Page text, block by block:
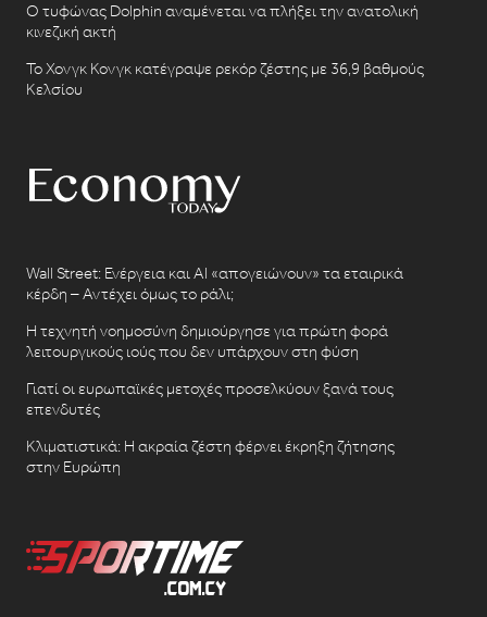
Ο τυφώνας Dolphin αναμένεται να πλήξει την ανατολική
κινεζική ακτή
Το Χονγκ Κονγκ κατέγραψε ρεκόρ ζέστης με 36,9 βαθμούς
Κελσίου
Wall Street: Ενέργεια και AI «απογειώνουν» τα εταιρικά
κέρδη – Αντέχει όμως το ράλι;
Η τεχνητή νοημοσύνη δημιούργησε για πρώτη φορά
λειτουργικούς ιούς που δεν υπάρχουν στη φύση
Γιατί οι ευρωπαϊκές μετοχές προσελκύουν ξανά τους
επενδυτές
Κλιματιστικά: Η ακραία ζέστη φέρνει έκρηξη ζήτησης
στην Ευρώπη